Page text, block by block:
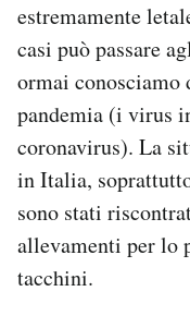
AREA PERSONALE
Newsletter
Notifiche mobile
Regala il Post
Hai bisogno di
Esci
estremamente
casi può passare
ormai conosciamo
pandemia (i virus
coronavirus). La
in Italia,
sono stati
allevamenti per
tacchini.